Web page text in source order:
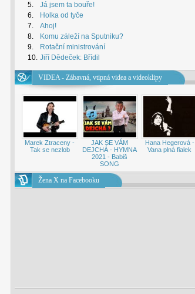
5.
Já jsem ta bouře!
6.
Holka od tyče
7.
Ahoj!
8.
Komu záleží na Sputniku?
9.
Rotační ministrování
10. Jiří Dědeček: Břídil
VIDEA - Zábavná, vtipná videa a videoklipy
Hana Hegerová -
Vana plná fialek
JAK SE VÁM
DEJCHÁ - HYMNA
2021 - Babiš
SONG
Marek Ztraceny -
Tak se nezlob
Žena X na Facebooku